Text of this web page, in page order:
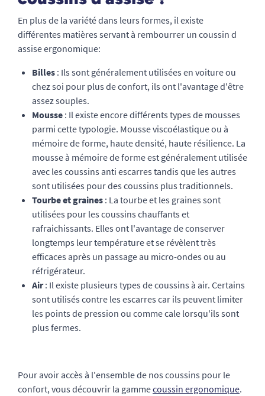
En plus de la variété dans leurs formes, il existe
différentes matières servant à rembourrer un coussin d
assise ergonomique:
Billes : Ils sont généralement utilisées en voiture ou
chez soi pour plus de confort, ils ont l'avantage d'être
assez souples.
Mousse : Il existe encore différents types de mousses
parmi cette typologie. Mousse viscoélastique ou à
mémoire de forme, haute densité, haute résilience. La
mousse à mémoire de forme est généralement utilisée
avec les coussins anti escarres tandis que les autres
sont utilisées pour des coussins plus traditionnels.
Tourbe et graines : La tourbe et les graines sont
utilisées pour les coussins chauffants et
rafraichissants. Elles ont l'avantage de conserver
longtemps leur température et se révèlent très
efficaces après un passage au micro-ondes ou au
réfrigérateur.
Air: Il existe plusieurs types de coussins à air. Certains
sont utilisés contre les escarres car ils peuvent limiter
les points de pression ou comme cale lorsqu'ils sont
plus fermes.
Pour avoir accès à l'ensemble de nos coussins pour le
confort, vous découvrir la gammecoussin ergonomique.